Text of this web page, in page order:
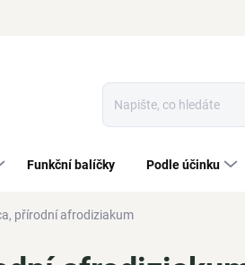
Funkční balíčky Podle účinku
přírodní afrodiziakum